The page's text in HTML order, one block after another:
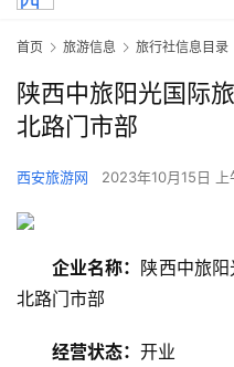
首页 旅游信息 旅行社信息目录
陕西中旅阳光国际
北路门市部
西安旅游网 2023年10月15日 上
企业名称： 陕西中旅
北路门市部
经营状态： 开业